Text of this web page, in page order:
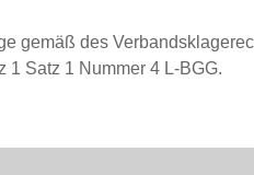
gemäß des
Satz 1 Nummer 4 L-BGG.